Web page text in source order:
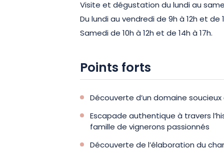
Visite et dégustation du lundi au
Du lundi au vendredi de 9h à 12h et de
Samedi de 10h à 12h et de 14h à 17h.
Points forts
Découverte d’un domaine
Escapade authentique à travers
famille de vignerons passionnés
Découverte de l’élaboration du